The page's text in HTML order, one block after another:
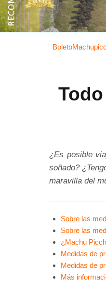
¿Es posible
soñado?
maravilla del
Sobre las
Sobre las
¿Machu
Medidas de
Medidas de
Más